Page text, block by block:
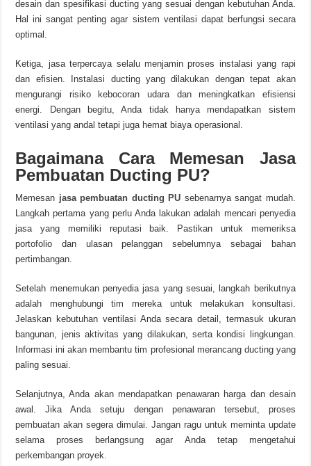
desain dan spesifikasi ducting yang sesuai dengan kebutuhan Anda.
Hal ini sangat penting agar sistem ventilasi dapat berfungsi secara
optimal.
Ketiga, jasa terpercaya selalu menjamin proses instalasi yang rapi
dan efisien. Instalasi ducting yang dilakukan dengan tepat akan
mengurangi risiko kebocoran udara dan meningkatkan efisiensi
energi. Dengan begitu, Anda tidak hanya mendapatkan sistem
ventilasi yang andal tetapi juga hemat biaya operasional.
Bagaimana Cara Memesan Jasa
Pembuatan Ducting PU?
Memesan jasa pembuatan ducting PU sebenarnya sangat mudah.
Langkah pertama yang perlu Anda lakukan adalah mencari penyedia
jasa yang memiliki reputasi baik. Pastikan untuk memeriksa
portofolio dan ulasan pelanggan sebelumnya sebagai bahan
pertimbangan.
Setelah menemukan penyedia jasa yang sesuai, langkah berikutnya
adalah menghubungi tim mereka untuk melakukan konsultasi.
Jelaskan kebutuhan ventilasi Anda secara detail, termasuk ukuran
bangunan, jenis aktivitas yang dilakukan, serta kondisi lingkungan.
Informasi ini akan membantu tim profesional merancang ducting yang
paling sesuai.
Selanjutnya, Anda akan mendapatkan penawaran harga dan desain
awal. Jika Anda setuju dengan penawaran tersebut, proses
pembuatan akan segera dimulai. Jangan ragu untuk meminta update
selama proses berlangsung agar Anda tetap mengetahui
perkembangan proyek.